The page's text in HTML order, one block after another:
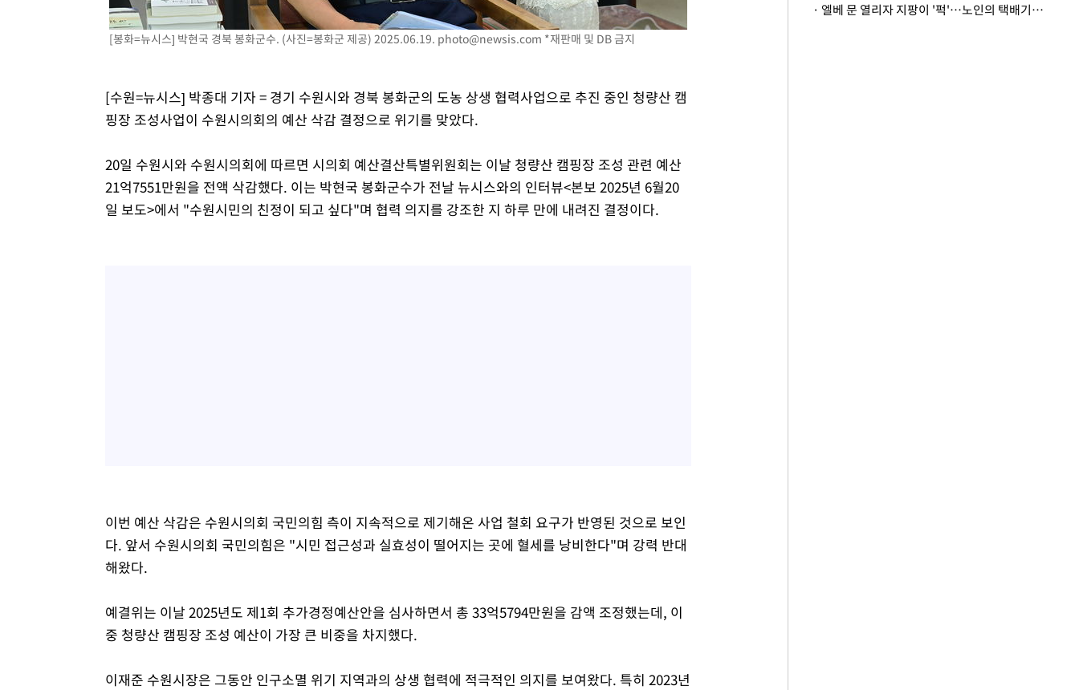
[속보]'압수수색·성접대 논란' 축구협회 "실망과 걱정 안겨드려 죄송"
'최고 37도' 폭염 지속…강원동해안 최대 150㎜ 비
[봉화=뉴시스] 박현국 경북 봉화군수. (사진=봉화군 제공) 2025.06.19. photo@newsis.com *재판매 및 DB 금지
[수원=뉴시스] 박종대 기자 = 경기 수원시와 경북 봉화군의 도농 상생 협력사업으로 추진 중인 청량산 캠
핑장 조성사업이 수원시의회의 예산 삭감 결정으로 위기를 맞았다.
20일 수원시와 수원시의회에 따르면 시의회 예산결산특별위원회는 이날 청량산 캠핑장 조성 관련 예산
21억7551만원을 전액 삭감했다. 이는 박현국 봉화군수가 전날 뉴시스와의 인터뷰<본보 2025년 6월20
일 보도>에서 "수원시민의 친정이 되고 싶다"며 협력 의지를 강조한 지 하루 만에 내려진 결정이다.
이번 예산 삭감은 수원시의회 국민의힘 측이 지속적으로 제기해온 사업 철회 요구가 반영된 것으로 보인
다. 앞서 수원시의회 국민의힘은 "시민 접근성과 실효성이 떨어지는 곳에 혈세를 낭비한다"며 강력 반대
해왔다.
예결위는 이날 2025년도 제1회 추가경정예산안을 심사하면서 총 33억5794만원을 감액 조정했는데, 이
중 청량산 캠핑장 조성 예산이 가장 큰 비중을 차지했다.
이재준 수원시장은 그동안 인구소멸 위기 지역과의 상생 협력에 적극적인 의지를 보여왔다. 특히 2023년
· 엘베 문 열리자 지팡이 '퍽'…노인의 택배기사 폭행 이유